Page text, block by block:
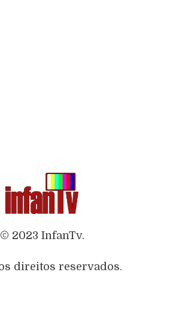
© 2023 InfanTv.
direitos reservados.